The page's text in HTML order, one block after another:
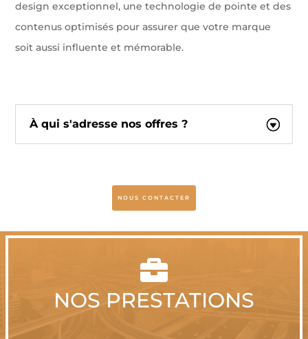
design exceptionnel, une technologie de pointe et des
contenus optimisés pour assurer que votre marque
soit aussi influente et mémorable.
À qui s'adresse nos offres ?
NOUS CONTACTER

NOS PRESTATIONS